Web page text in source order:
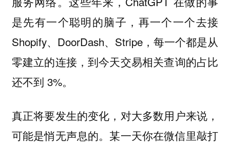
是先有一个聪明的脑子，再一个一个去接
Shopify、DoorDash、Stripe，每一个都是从
零建立的连接，到今天交易相关查询的占比
还不到 3%。
真正将要发生的变化，对大多数用户来说，
可能是悄无声息的。某一天你在微信里敲打